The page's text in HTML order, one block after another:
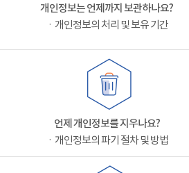
개인정보는 언제까지 보관하나요?
ㆍ개인정보의 처리 및 보유 기간
언제 개인정보를 지우나요?
ㆍ개인정보의 파기 절차 및 방법